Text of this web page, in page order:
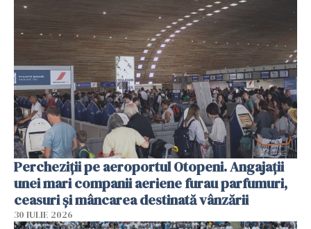
Percheziții pe aeroportul Otopeni. Angajații
unei mari companii aeriene furau parfumuri,
ceasuri și mâncarea destinată vânzării
30 IULIE 2026